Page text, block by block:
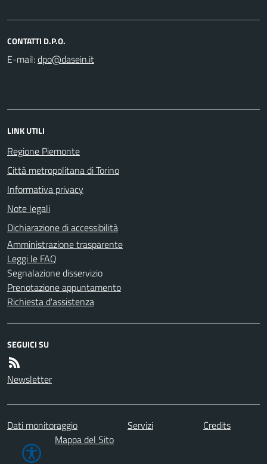
CONTATTI D.P.O.
E-mail:
LINK UTILI
Regione Piemonte
Città metropolitana di Torino
Informativa privacy
Note legali
Dichiarazione di accessibilità
Amministrazione trasparente
Leggi le FAQ
Segnalazione disservizio
Prenotazione appuntamento
Richiesta d'assistenza
SEGUICI SU
Newsletter
Dati monitoraggio Servizi
Credits
Mappa del Sito